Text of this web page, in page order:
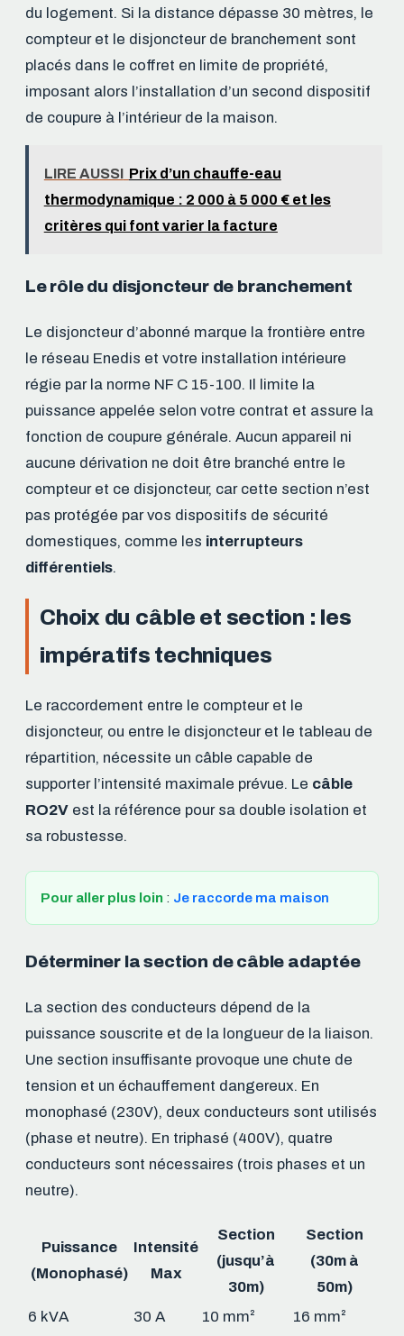
du logement. Si la distance dépasse 30 mètres, le
compteur et le disjoncteur de branchement sont
placés dans le coffret en limite de propriété,
imposant alors l’installation d’un second dispositif
de coupure à l’intérieur de la maison.
LIRE AUSSI Prix d’un chauffe-eau
thermodynamique : 2 000 à 5 000 € et les
critères qui font varier la facture
Le rôle du disjoncteur de branchement
Le disjoncteur d’abonné marque la frontière entre
le réseau Enedis et votre installation intérieure
régie par la norme NF C 15-100. Il limite la
puissance appelée selon votre contrat et assure la
fonction de coupure générale. Aucun appareil ni
aucune dérivation ne doit être branché entre le
compteur et ce disjoncteur, car cette section n’est
pas protégée par vos dispositifs de sécurité
domestiques, comme les interrupteurs
différentiels.
Choix du câble et section : les
impératifs techniques
Le raccordement entre le compteur et le
disjoncteur, ou entre le disjoncteur et le tableau de
répartition, nécessite un câble capable de
supporter l’intensité maximale prévue. Le câble
RO2V est la référence pour sa double isolation et
sa robustesse.
Pour aller plus loin : Je raccorde ma maison
Déterminer la section de câble adaptée
La section des conducteurs dépend de la
puissance souscrite et de la longueur de la liaison.
Une section insuffisante provoque une chute de
tension et un échauffement dangereux. En
monophasé (230V), deux conducteurs sont utilisés
(phase et neutre). En triphasé (400V), quatre
conducteurs sont nécessaires (trois phases et un
neutre).
Puissance
(Monophasé)
Intensité
Max
Section
(jusqu’à
30m)
Section
(30m à
50m)
6 kVA
30 A 10 mm²
16 mm²